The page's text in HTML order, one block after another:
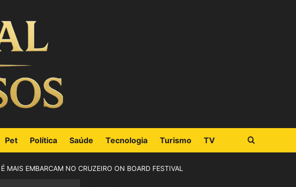
Pet Política Saúde Tecnologia Turismo TV
MAIS EMBARCAM NO CRUZEIRO ON BOARD FESTIVAL